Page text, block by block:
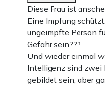
Diese Frau ist
Eine Impfung
ungeimpfte Person
Gefahr sein???
Und wieder einmal
Intelligenz sind zwei
gebildet sein, aber